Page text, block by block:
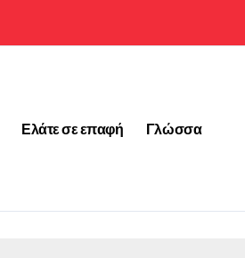
Ελάτε σε επαφή Γλώσσα